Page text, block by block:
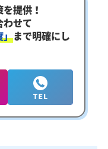
提供！
わせて
」まで明確にし